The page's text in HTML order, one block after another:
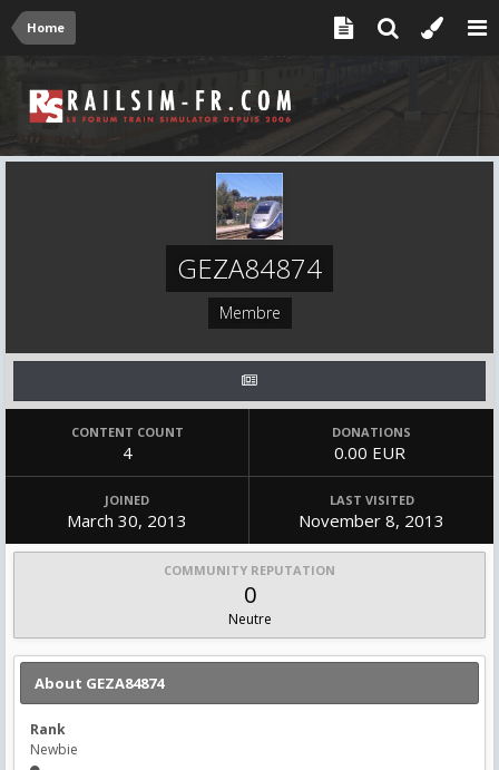
Home
GEZA84874
Membre
CONTENT COUNT
4
DONATIONS
0.00 EUR
JOINED
March 30, 2013
LAST VISITED
November 8, 2013
COMMUNITY REPUTATION
0
Neutre
About GEZA84874
Rank
Newbie